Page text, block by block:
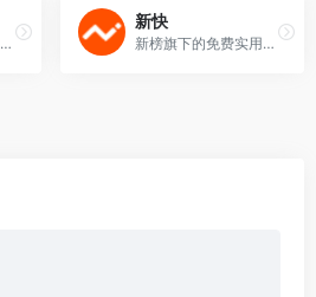
短视频数据分析平台。致力为品牌商家提供短视频直播带货一站式服务
新快
新榜旗下的免费实用的快手数据工具。